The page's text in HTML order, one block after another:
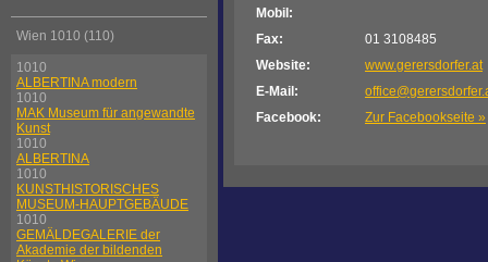
Wien 1010 (110)
1010
ALBERTINA modern
1010
MAK Museum für angewandte
Kunst
1010
ALBERTINA
1010
KUNSTHISTORISCHES
MUSEUM-HAUPTGEBÄUDE
1010
GEMÄLDEGALERIE der
Akademie der bildenden
Mobil:
Fax:
01 3108485
Website:
www.gerersdorfer.at
E-Mail:
Facebook:
Zur Facebookseite »